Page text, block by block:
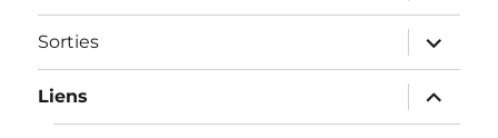
sous-
menu
Sorties
ouvrir
le
sous-
menu
Liens
ouvrir
le
sous-